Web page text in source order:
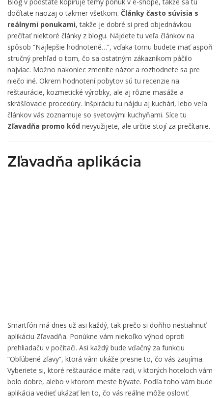
dočítate naozaj o takmer všetkom. Články často súvisia s
reálnymi ponukami, takže je dobré si pred objednávkou
prečítať niektoré články z blogu. Nájdete tu veľa článkov na
spôsob “Najlepšie hodnotené…”, vďaka tomu budete mať aspoň
stručný prehľad o tom, čo sa ostatným zákazníkom páčilo
najviac. Možno nakoniec zmeníte názor a rozhodnete sa pre
niečo iné. Okrem hodnotení pobytov sú tu recenzie na
reštaurácie, kozmetické výrobky, ale aj rôzne masáže a
skrášľovacie procedúry. Inšpiráciu tu nájdu aj kuchári, lebo veľa
článkov vás zoznamuje so svetovými kuchyňami. Síce tu
Zľavadňa promo kód nevyužijete, ale určite stojí za prečítanie.
Zľavadňa aplikácia
Smartfón má dnes už asi každý, tak prečo si doňho nestiahnuť
aplikáciu Zľavadňa. Ponúkne vám niekoľko výhod oproti
prehliadaču v počítači. Asi každý bude vďačný za funkciu
“Obľúbené zľavy”, ktorá vám ukáže presne to, čo vás zaujíma.
Vyberiete si, ktoré reštaurácie máte radi, v ktorých hoteloch vám
bolo dobre, alebo v ktorom meste bývate. Podľa toho vám bude
aplikácia vedieť ukázať len to, čo vás reálne môže osloviť.